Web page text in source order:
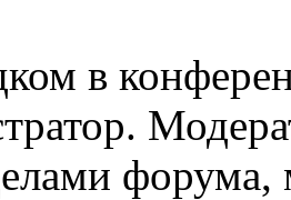
в
форума,